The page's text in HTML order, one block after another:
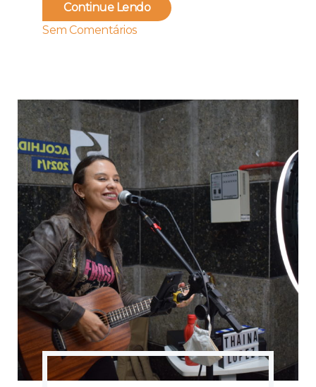
Continue Lendo
Sem Comentários